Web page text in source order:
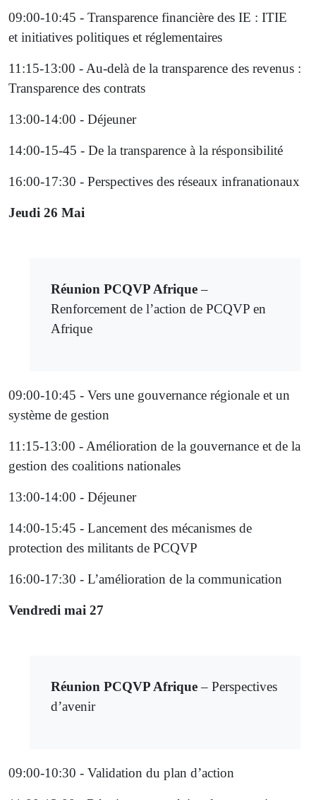
09:00-10:45 - Transparence financière des IE : ITIE
et initiatives politiques et réglementaires
11:15-13:00 - Au-delà de la transparence des revenus :
Transparence des contrats
13:00-14:00 - Déjeuner
14:00-15-45 - De la transparence à la résponsibilité
16:00-17:30 - Perspectives des réseaux infranationaux
Jeudi 26 Mai
Réunion PCQVP Afrique–
Renforcement de l’action de PCQVP en
Afrique
09:00-10:45 - Vers une gouvernance régionale et un
système de gestion
11:15-13:00 - Amélioration de la gouvernance et de la
gestion des coalitions nationales
13:00-14:00 - Déjeuner
14:00-15:45 - Lancement des mécanismes de
protection des militants de PCQVP
16:00-17:30 - L’amélioration de la communication
Vendredi mai 27
Réunion PCQVP Afrique– Perspectives
d’avenir
09:00-10:30 - Validation du plan d’action